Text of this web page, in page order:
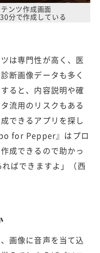
ンツ作成画面
分で作成している
は専門性が高く、医
断画像データも多く
ると、内容説明や確
流用のリスクもある
できるアプリを探し
for Pepper』はプロ
成できるので助かっ
ばできますよ」（西
画像に音声を当て込